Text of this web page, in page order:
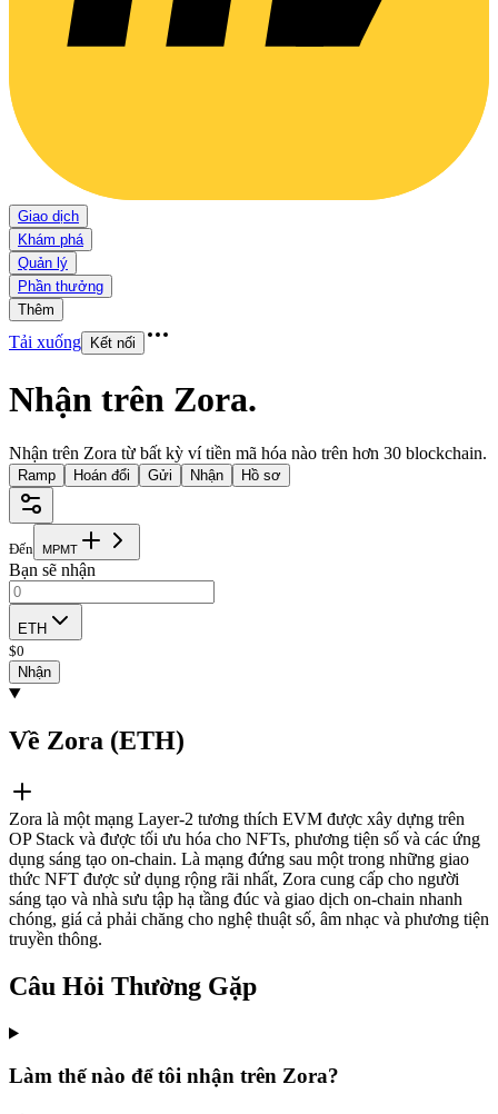
Giao dịch
Khám phá
Quản lý
Phần thưởng
Thêm
Tải xuống Kết nối
Nhận trên Zora.
Nhận trên Zora từ bất kỳ ví tiền mã hóa nào trên hơn 30 blockchain.
Ramp Hoán đổi Gửi Nhận Hồ sơ
Đến MPMT
Bạn sẽ nhận
ETH
$0
Nhận
Về Zora (ETH)
Zora là một mạng Layer-2 tương thích EVM được xây dựng trên
OP Stack và được tối ưu hóa cho NFTs, phương tiện số và các ứng
dụng sáng tạo on-chain. Là mạng đứng sau một trong những giao
thức NFT được sử dụng rộng rãi nhất, Zora cung cấp cho người
sáng tạo và nhà sưu tập hạ tầng đúc và giao dịch on-chain nhanh
chóng, giá cả phải chăng cho nghệ thuật số, âm nhạc và phương tiện
truyền thông.
Câu Hỏi Thường Gặp
Làm thế nào để tôi nhận trên Zora?